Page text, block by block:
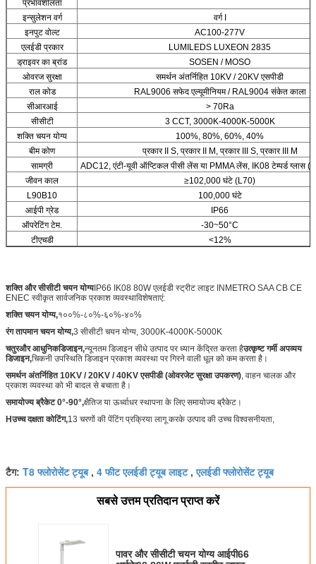
प्रभावशीलता
इन्सुलेशन वर्ग
वर्ग I
इनपुट वोल्ट
AC100-277V
एलईडी प्रकार
LUMILEDS LUXEON 2835
ड्राइवर का ब्रांड
SOSEN / MOSO
ओवरज सुरक्षा
समर्थन अंतर्निहित 10KV / 20KV एसपीडी
राल कोड
RAL9006 सफेद एल्यूमीनियम / RAL9004 संकेत काला
सीआरआई
> 70Ra
सीसीटी
3 CCT, 3000K-4000K-5000K
शक्ति चयन योग्य
100%, 80%, 60%, 40%
बीम कोण
प्रकार II S, प्रकार II M, प्रकार III S, प्रकार III M
सामग्री
ADC12, एंटी-यूवी ऑप्टिकल पीसी लेंस या PMMA लेंस, IK08 टेम्पर्ड ग्लास
जीवन काल
≥102,000 घंटे (L70)
L90B10
100,000 घंटे
आईपी ग्रेड
IP66
ऑपरेटिंग टेम.
-30~50°C
टीएचडी
<12%
शक्ति और सीसीटी चयन योग्यIP66 IK08 80W एलईडी स्ट्रीट लाइट INMETRO SAA CB CE
ENEC स्वीकृत सार्वजनिक प्रकाश व्यवस्थाविशेषताएं:
शक्ति चयन योग्य,१००%-८०%-६०%-४०%
रंग तापमान चयन योग्य,3 सीसीटी चयन योग्य, 3000K-4000K-5000K
चतुरऔर आधुनिकडिजाइन,न्यूनतम डिजाइन सीधे उत्पाद पर ध्यान केंद्रित करता हैउत्कृष्ट गर्मी अपव्यय
डिजाइन,चिकनी उपस्थिति डिजाइन प्रकाश व्यवस्था पर गिरने वाली धूल को कम करता है।
समर्थन अंतर्निहित 10KV / 20KV / 40KV एसपीडी (ओवरजेट सुरक्षा उपकरण), वाहन चालक और
प्रकाश व्यवस्था को भी बादल से बचाता है।
समायोज्य ब्रैकेट 0°-90°,क्षैतिज या ऊर्ध्वाधर स्थापना के लिए समायोज्य ब्रैकेट।
Hउच्च दक्षता कोटिंग,13 चरणों की पेंटिंग प्रक्रिया लागू करके उत्पाद की उच्च विश्वसनीयता,
टैग: T8 फ्लोरोसेंट ट्यूब, 4 फीट एलईडी ट्यूब लाइट,एलईडी फ्लोरोसेंट ट्यूब
सबसे उत्तम प्रतिदान प्राप्त करें
पावर और सीसीटी चयन योग्य आईपी66